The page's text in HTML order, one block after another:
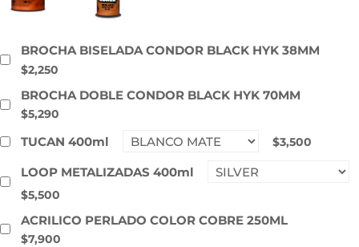
BROCHA BISELADA CONDOR BLACK HYK 38MM
$2,250
BROCHA DOBLE CONDOR BLACK HYK 70MM
$5,290
TUCAN 400ml $3,500
LOOP METALIZADAS 400ml
$5,500
ACRILICO PERLADO COLOR COBRE 250ML
$7,900